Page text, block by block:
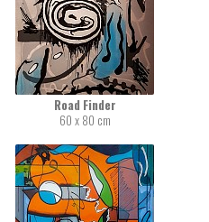
Road Finder
60 x 80 cm